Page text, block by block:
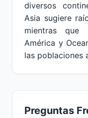
diversos
Asia sugiere
mientras que
América y
las poblaciones
Preguntas